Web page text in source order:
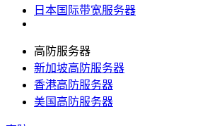
日本国际带宽服务器
高防服务器
新加坡高防服务器
香港高防服务器
美国高防服务器